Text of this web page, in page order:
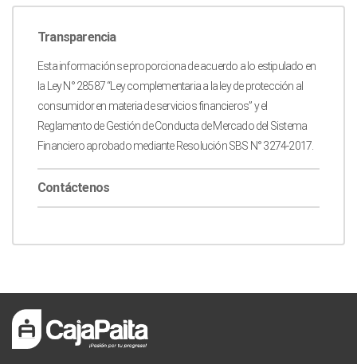
Transparencia
Esta información se proporciona de acuerdo a lo estipulado en
la Ley N° 28587 “Ley complementaria a la ley de protección al
consumidor en materia de servicios financieros” y el
Reglamento de Gestión de Conducta de Mercado del Sistema
Financiero aprobado mediante Resolución SBS N° 3274-2017.
Contáctenos